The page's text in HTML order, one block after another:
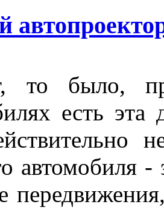
то было,
есть
автомобиля